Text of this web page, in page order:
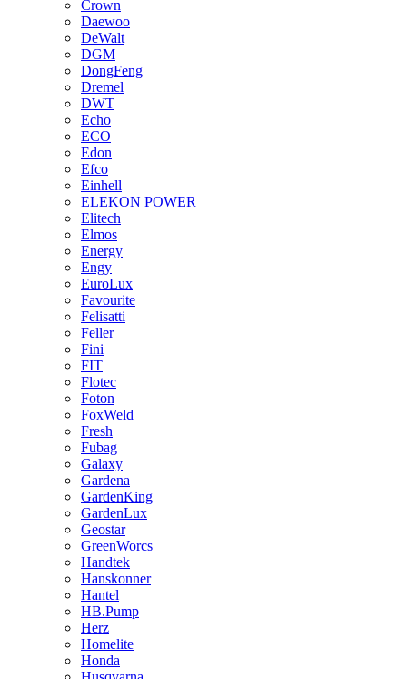
Crown
Daewoo
DeWalt
DGM
DongFeng
Dremel
DWT
Echo
ECO
Edon
Efco
Einhell
ELEKON POWER
Elitech
Elmos
Energy
Engy
EuroLux
Favourite
Felisatti
Feller
Fini
FIT
Flotec
Foton
FoxWeld
Fresh
Fubag
Galaxy
Gardena
GardenKing
GardenLux
Geostar
GreenWorcs
Handtek
Hanskonner
Hantel
HB.Pump
Herz
Homelite
Honda